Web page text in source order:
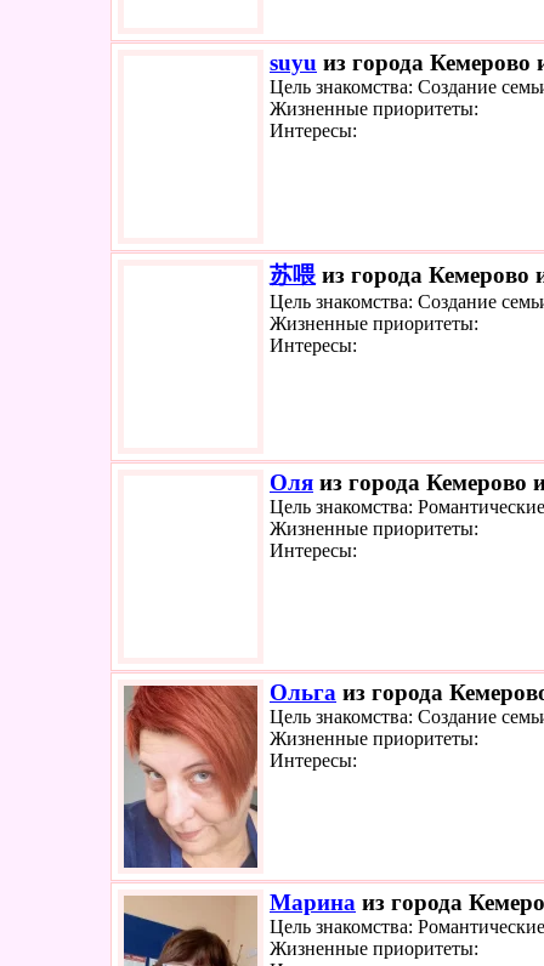
suyu из города Кемерово
Цель знакомства: Создание
Жизненные приоритеты:
Интересы:
苏喂 из города Кемерово
Цель знакомства: Создание
Жизненные приоритеты:
Интересы:
Оля из города Кемерово
Цель знакомства:
Жизненные приоритеты:
Интересы:
Ольга из города
Цель знакомства: Создание
Жизненные приоритеты:
Интересы:
Марина из города
Цель знакомства:
Жизненные приоритеты: